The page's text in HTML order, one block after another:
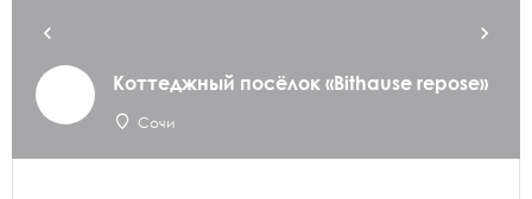
Коттеджный посёлок «Bithause repose»
Сочи